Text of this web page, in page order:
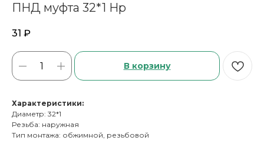
ПНД муфта 32*1 Нр
31 ₽
В корзину
Характеристики:
Диаметр: 32*1
Резьба: наружная
Тип монтажа: обжимной, резьбовой